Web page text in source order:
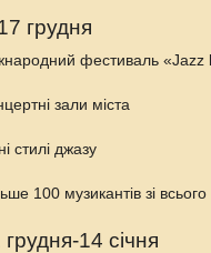
грудня
фестиваль «Jazz
зали міста
стилі джазу
100 музикантів зі всього
грудня-14 січня